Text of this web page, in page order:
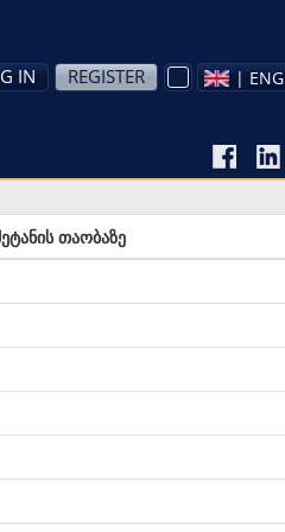
IN REGISTER | ENG
თაობაზე